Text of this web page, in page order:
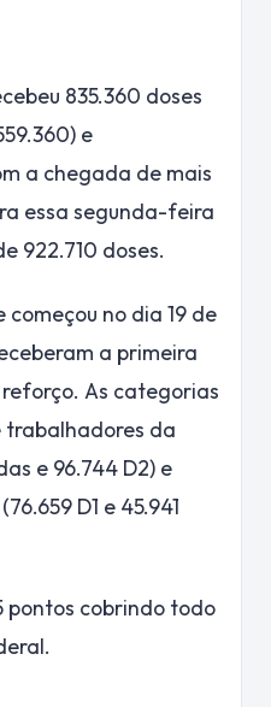
835.360 doses
e
a chegada de mais
essa segunda-feira
922.710 doses.
no dia 19 de
a primeira
As categorias
da
e 96.744 D2) e
D1 e 45.941
pontos cobrindo todo